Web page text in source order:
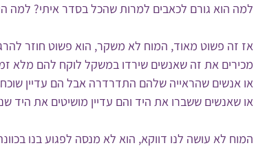
למה הוא גורם לכאבים למרות שהכל בסדר איתי? למה
אז זה פשוט מאוד, המוח לא משקר, הוא פשוט חוזר
מכירים את זה שאנשים שירדו במשקל לוקח להם מלא
או אנשים שהראייה שלהם התדרדרה אבל הם עדיין
או שאנשים ששברו את היד והם עדיין מושיטים את היד
המוח לא עושה לנו דווקא, הוא לא מנסה לפגוע בנו